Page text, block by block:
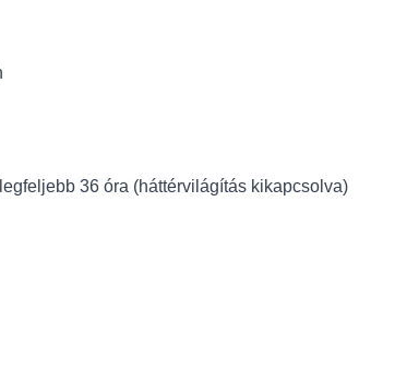
36 óra (háttérvilágítás kikapcsolva)